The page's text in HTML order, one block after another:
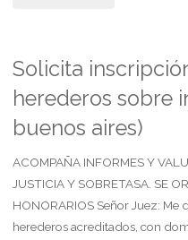
haga
saber
al
liquidador
de
terceros
con
expresa
fijación
Solicita
herederos sobre
buenos aires)
ACOMPAÑA INFORMES Y
JUSTICIA Y SOBRETASA. SE
HONORARIOS Señor Juez:
herederos acreditados, con